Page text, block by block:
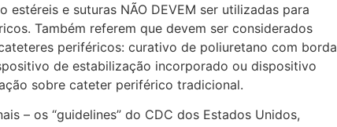
estéreis e suturas NÃO DEVEM ser utilizadas para
Também referem que devem ser considerados
periféricos: curativo de poliuretano com borda
de estabilização incorporado ou dispositivo
sobre cateter periférico tradicional.
– os “guidelines” do CDC dos Estados Unidos,